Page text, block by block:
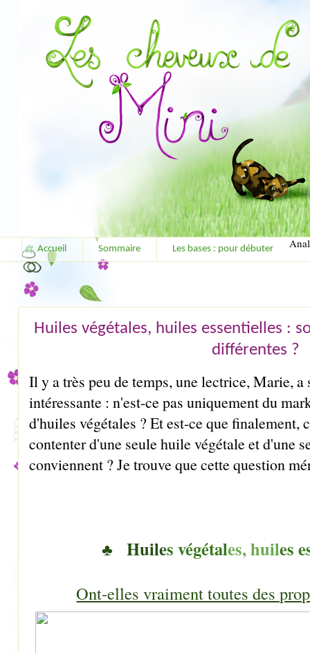
Accueil Sommaire Les bases : pour débuter
Huiles végétales, huiles essentielles :
différentes ?
Il y a très peu de temps, une lectrice, Marie, a
intéressante : n'est-ce pas uniquement du
d'huiles végétales ? Et est-ce que finalement,
contenter d'une seule huile végétale et d'une
conviennent ? Je trouve que cette question
♣ Huiles végétales, huiles
Ont-elles vraiment toutes des